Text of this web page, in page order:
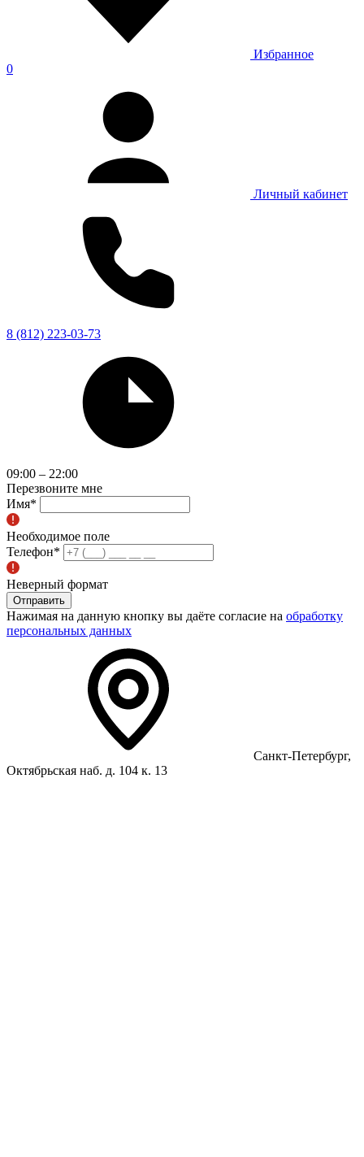
Избранное
0
Личный кабинет
8 (812) 223-03-73
09:00 – 22:00
Перезвоните мне
Имя*
Необходимое поле
Телефон*
Неверный формат
Отправить
Нажимая на данную кнопку вы даёте согласие на обработку
персональных данных
Санкт-Петербург,
Октябрьская наб. д. 104 к. 13